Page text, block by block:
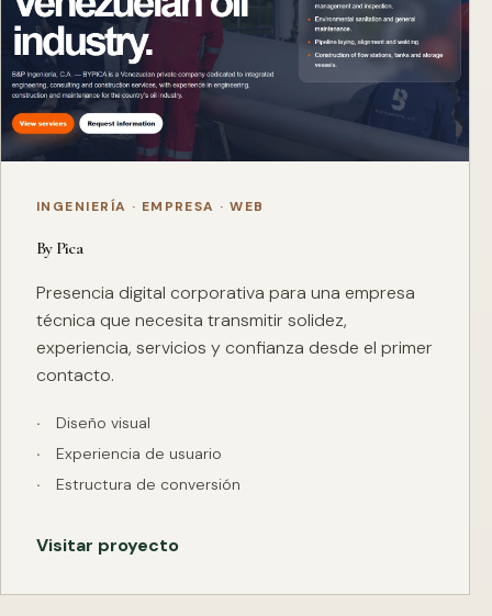
INGENIERÍA · EMPRESA · WEB
By Pica
Presencia digital corporativa para una empresa
técnica que necesita transmitir solidez,
experiencia, servicios y confianza desde el primer
contacto.
Diseño visual
Experiencia de usuario
Estructura de conversión
Visitar proyecto